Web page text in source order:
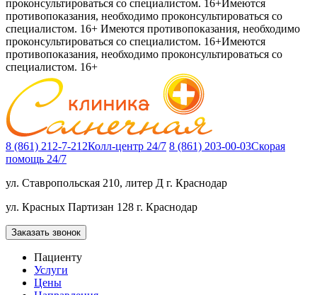
проконсультироваться со специалистом. 16+Имеются
противопоказания, необходимо проконсультироваться со
специалистом. 16+ Имеются противопоказания, необходимо
проконсультироваться со специалистом. 16+Имеются
противопоказания, необходимо проконсультироваться со
специалистом. 16+
8 (861) 212-7-212Колл-центр 24/7 8 (861) 203-00-03Скорая
помощь 24/7
ул. Ставропольская 210, литер Д г. Краснодар
ул. Красных Партизан 128 г. Краснодар
Заказать звонок
Пациенту
Услуги
Цены